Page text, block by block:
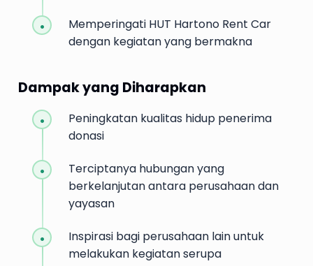
Memperingati HUT Hartono Rent Car
dengan kegiatan yang bermakna
Dampak yang Diharapkan
Peningkatan kualitas hidup penerima
donasi
Terciptanya hubungan yang
berkelanjutan antara perusahaan dan
yayasan
Inspirasi bagi perusahaan lain untuk
melakukan kegiatan serupa